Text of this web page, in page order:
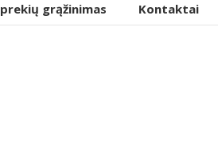
grąžinimas Kontaktai